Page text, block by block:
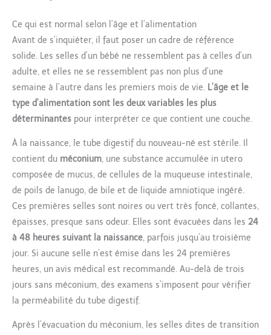
Ce qui est normal selon l’âge et l’alimentation
Avant de s’inquiéter, il faut poser un cadre de référence
solide. Les selles d’un bébé ne ressemblent pas à celles d’un
adulte, et elles ne se ressemblent pas non plus d’une
semaine à l’autre dans les premiers mois de vie. L’âge et le
type d’alimentation sont les deux variables les plus
déterminantes pour interpréter ce que contient une couche.
À la naissance, le tube digestif du nouveau-né est stérile. Il
contient du méconium, une substance accumulée in utero
composée de mucus, de cellules de la muqueuse intestinale,
de poils de lanugo, de bile et de liquide amniotique ingéré.
Ces premières selles sont noires ou vert très foncé, collantes,
épaisses, presque sans odeur. Elles sont évacuées dans les 24
à 48 heures suivant la naissance, parfois jusqu’au troisième
jour. Si aucune selle n’est émise dans les 24 premières
heures, un avis médical est recommandé. Au-delà de trois
jours sans méconium, des examens s’imposent pour vérifier
la perméabilité du tube digestif.
Après l’évacuation du méconium, les selles dites de transition